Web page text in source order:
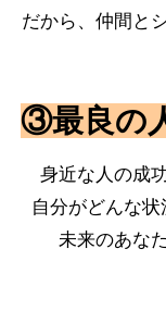
だから、仲間と
③最良の
身近な人の成
自分がどんな
未来のあな